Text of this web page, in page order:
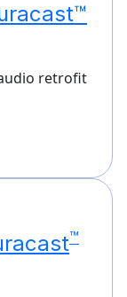
retrofit
™